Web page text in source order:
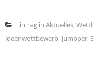
Eintrag in Aktuelles,
ideenwettbewerb, jumbper,